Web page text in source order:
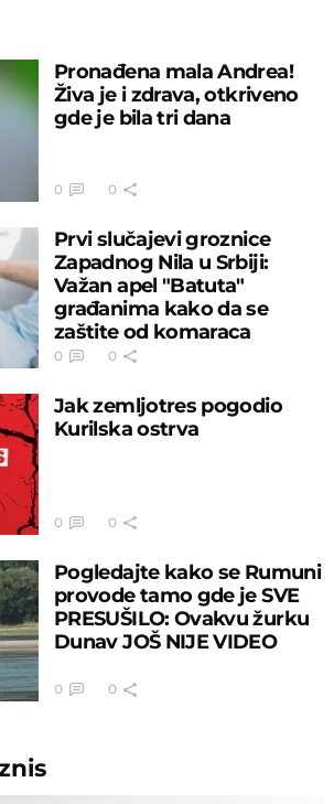
Pronađena mala Andrea!
Živa je i zdrava, otkriveno
gde je bila tri dana
0 0
Prvi slučajevi groznice
Zapadnog Nila u Srbiji:
Važan apel "Batuta"
građanima kako da se
zaštite od komaraca
0 0
Jak zemljotres pogodio
Kurilska ostrva
0 0
Pogledajte kako se Rumuni
provode tamo gde je SVE
PRESUŠILO: Ovakvu žurku
Dunav JOŠ NIJE VIDEO
0 0